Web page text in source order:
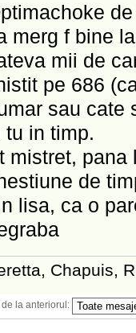
merg f bine
mii de
pe 686
sau cate
tu in timp.
mistret, pana
de
lisa, ca o
Chapuis,
la anteriorul: